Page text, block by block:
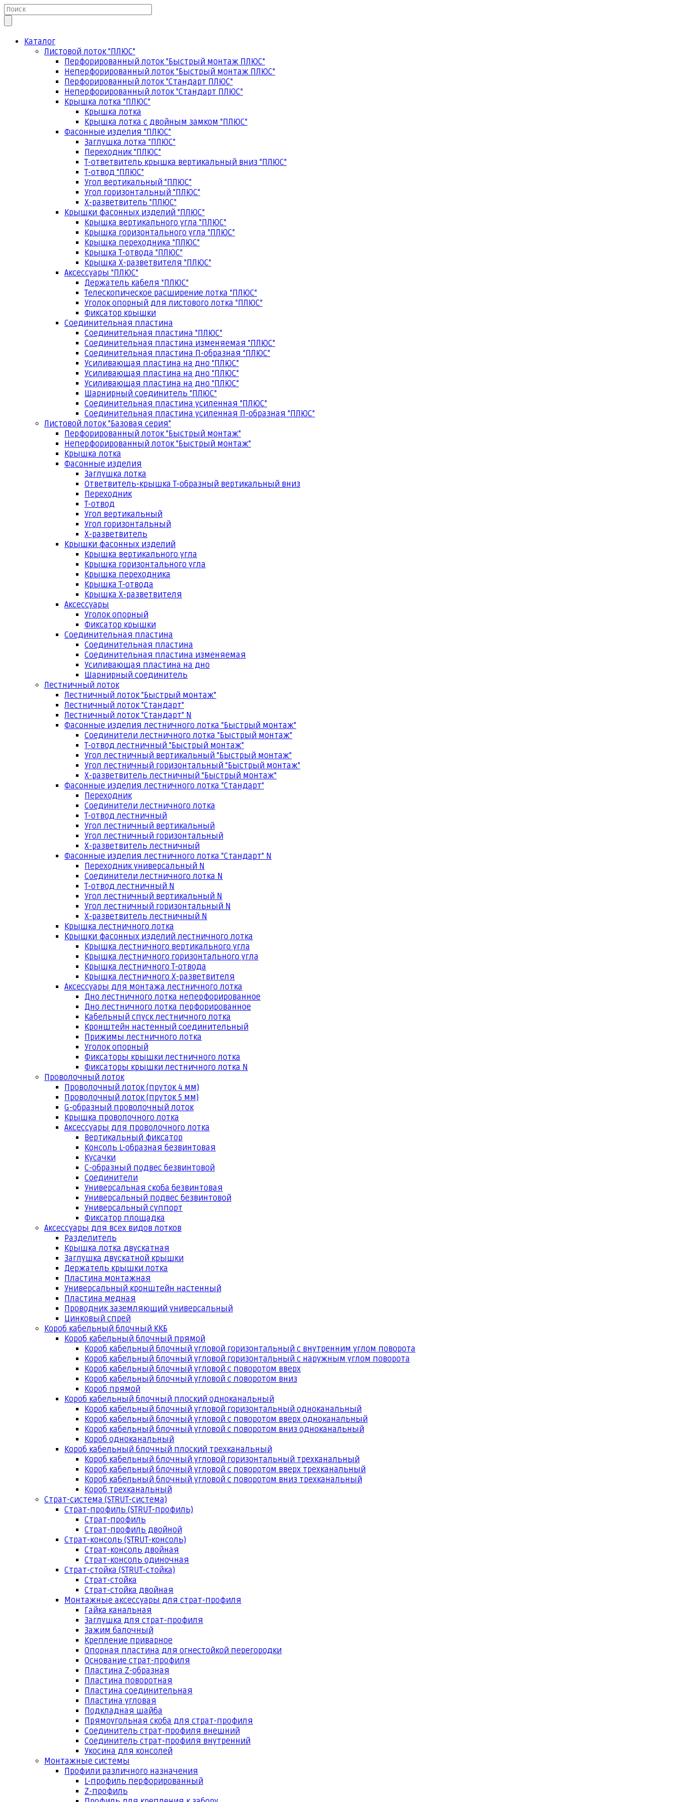
Каталог
Листовой лоток "ПЛЮС"
Перфорированный лоток "Быстрый монтаж ПЛЮС"
Неперфорированный лоток "Быстрый монтаж ПЛЮС"
Перфорированный лоток "Стандарт ПЛЮС"
Неперфорированный лоток "Стандарт ПЛЮС"
Крышка лотка "ПЛЮС"
Крышка лотка
Крышка лотка с двойным замком "ПЛЮС"
Фасонные изделия "ПЛЮС"
Заглушка лотка "ПЛЮС"
Переходник "ПЛЮС"
Т-ответвитель крышка вертикальный вниз "ПЛЮС"
Т-отвод "ПЛЮС"
Угол вертикальный "ПЛЮС"
Угол горизонтальный "ПЛЮС"
Х-разветвитель "ПЛЮС"
Крышки фасонных изделий "ПЛЮС"
Крышка вертикального угла "ПЛЮС"
Крышка горизонтального угла "ПЛЮС"
Крышка переходника "ПЛЮС"
Крышка Т-отвода "ПЛЮС"
Крышка Х-разветвителя "ПЛЮС"
Аксессуары "ПЛЮС"
Держатель кабеля "ПЛЮС"
Телескопическое расширение лотка "ПЛЮС"
Уголок опорный для листового лотка "ПЛЮС"
Фиксатор крышки
Соединительная пластина
Соединительная пластина "ПЛЮС"
Соединительная пластина изменяемая "ПЛЮС"
Соединительная пластина П-образная "ПЛЮС"
Усиливающая пластина на дно "ПЛЮС"
Усиливающая пластина на дно "ПЛЮС"
Усиливающая пластина на дно "ПЛЮС"
Шарнирный соединитель "ПЛЮС"
Соединительная пластина усиленная "ПЛЮС"
Соединительная пластина усиленная П-образная "ПЛЮС"
Листовой лоток "Базовая серия"
Перфорированный лоток "Быстрый монтаж"
Неперфорированный лоток "Быстрый монтаж"
Крышка лотка
Фасонные изделия
Заглушка лотка
Ответвитель-крышка Т-образный вертикальный вниз
Переходник
Т-отвод
Угол вертикальный
Угол горизонтальный
Х-разветвитель
Крышки фасонных изделий
Крышка вертикального угла
Крышка горизонтального угла
Крышка переходника
Крышка Т-отвода
Крышка Х-разветвителя
Аксессуары
Уголок опорный
Фиксатор крышки
Соединительная пластина
Соединительная пластина
Соединительная пластина изменяемая
Усиливающая пластина на дно
Шарнирный соединитель
Лестничный лоток
Лестничный лоток "Быстрый монтаж"
Лестничный лоток "Стандарт"
Лестничный лоток "Стандарт" N
Фасонные изделия лестничного лотка "Быстрый монтаж"
Соединители лестничного лотка "Быстрый монтаж"
Т-отвод лестничный "Быстрый монтаж"
Угол лестничный вертикальный "Быстрый монтаж"
Угол лестничный горизонтальный "Быстрый монтаж"
Х-разветвитель лестничный "Быстрый монтаж"
Фасонные изделия лестничного лотка "Стандарт"
Переходник
Соединители лестничного лотка
Т-отвод лестничный
Угол лестничный вертикальный
Угол лестничный горизонтальный
Х-разветвитель лестничный
Фасонные изделия лестничного лотка "Стандарт" N
Переходник универсальный N
Соединители лестничного лотка N
Т-отвод лестничный N
Угол лестничный вертикальный N
Угол лестничный горизонтальный N
Х-разветвитель лестничный N
Крышка лестничного лотка
Крышки фасонных изделий лестничного лотка
Крышка лестничного вертикального угла
Крышка лестничного горизонтального угла
Крышка лестничного Т-отвода
Крышка лестничного Х-разветвителя
Аксессуары для монтажа лестничного лотка
Дно лестничного лотка неперфорированное
Дно лестничного лотка перфорированное
Кабельный спуск лестничного лотка
Кронштейн настенный соединительный
Прижимы лестничного лотка
Уголок опорный
Фиксаторы крышки лестничного лотка
Фиксаторы крышки лестничного лотка N
Проволочный лоток
Проволочный лоток (пруток 4 мм)
Проволочный лоток (пруток 5 мм)
G-образный проволочный лоток
Крышка проволочного лотка
Аксессуары для проволочного лотка
Вертикальный фиксатор
Консоль L-образная безвинтовая
Кусачки
С-образный подвес безвинтовой
Соединители
Универсальная скоба безвинтовая
Универсальный подвес безвинтовой
Универсальный суппорт
Фиксатор площадка
Аксессуары для всех видов лотков
Разделитель
Крышка лотка двускатная
Заглушка двускатной крышки
Держатель крышки лотка
Пластина монтажная
Универсальный кронштейн настенный
Пластина медная
Проводник заземляющий универсальный
Цинковый спрей
Короб кабельный блочный ККБ
Короб кабельный блочный прямой
Короб кабельный блочный угловой горизонтальный с внутренним углом поворота
Короб кабельный блочный угловой горизонтальный с наружным углом поворота
Короб кабельный блочный угловой с поворотом вверх
Короб кабельный блочный угловой с поворотом вниз
Короб прямой
Короб кабельный блочный плоский одноканальный
Короб кабельный блочный угловой горизонтальный одноканальный
Короб кабельный блочный угловой с поворотом вверх одноканальный
Короб кабельный блочный угловой с поворотом вниз одноканальный
Короб одноканальный
Короб кабельный блочный плоский трехканальный
Короб кабельный блочный угловой горизонтальный трехканальный
Короб кабельный блочный угловой с поворотом вверх трехканальный
Короб кабельный блочный угловой с поворотом вниз трехканальный
Короб трехканальный
Страт-система (STRUT-система)
Страт-профиль (STRUT-профиль)
Страт-профиль
Страт-профиль двойной
Страт-консоль (STRUT-консоль)
Страт-консоль двойная
Страт-консоль одиночная
Страт-стойка (STRUT-стойка)
Страт-стойка
Страт-стойка двойная
Монтажные аксессуары для страт-профиля
Гайка канальная
Заглушка для страт-профиля
Зажим балочный
Крепление приварное
Опорная пластина для огнестойкой перегородки
Основание страт-профиля
Пластина Z-образная
Пластина поворотная
Пластина соединительная
Пластина угловая
Подкладная шайба
Прямоугольная скоба для страт-профиля
Соединитель страт-профиля внешний
Соединитель страт-профиля внутренний
Укосина для консолей
Монтажные системы
Профили различного назначения
L-профиль перфорированный
Z-профиль